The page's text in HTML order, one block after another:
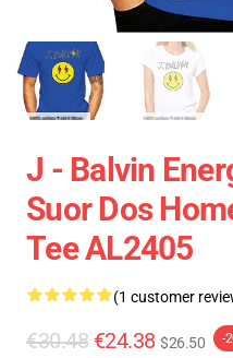
J - Balvin
Suor Dos
Tee AL2405
(1 customer
€30.48 €24.38 $26.50 -